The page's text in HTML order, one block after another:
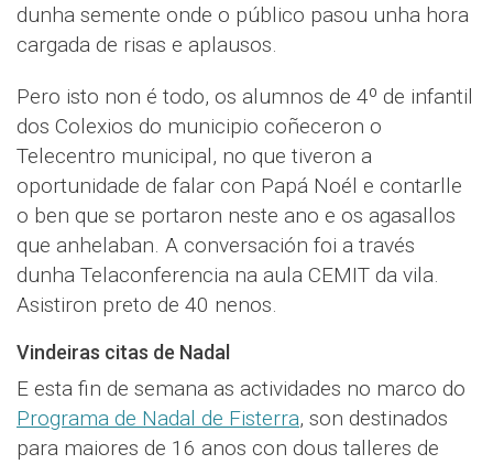
dunha semente onde o público pasou unha hora
cargada de risas e aplausos.
Pero isto non é todo, os alumnos de 4º de infantil
dos Colexios do municipio coñeceron o
Telecentro municipal, no que tiveron a
oportunidade de falar con Papá Noél e contarlle
o ben que se portaron neste ano e os agasallos
que anhelaban. A conversación foi a través
dunha Telaconferencia na aula CEMIT da vila.
Asistiron preto de 40 nenos.
Vindeiras citas de Nadal
E esta fin de semana as actividades no marco do
Programa de Nadal de Fisterra, son destinados
para maiores de 16 anos con dous talleres de